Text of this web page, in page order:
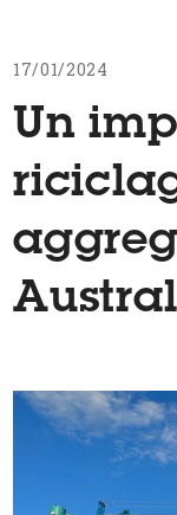
17/01/2024
Un